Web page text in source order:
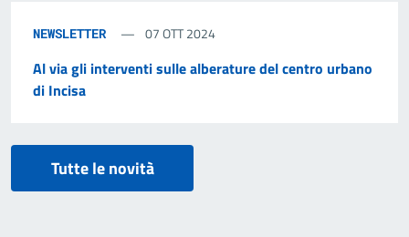
NEWSLETTER 07 OTT 2024
Al via gli interventi sulle alberature del centro urbano
di Incisa
Tutte le novità